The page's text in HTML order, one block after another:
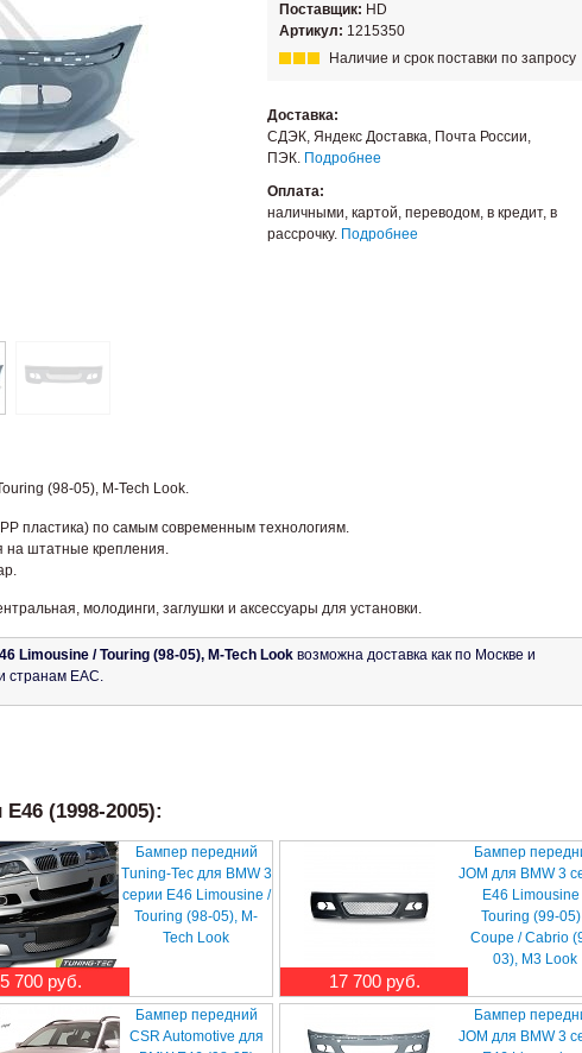
Поставщик: HD
Артикул: 1215350
Наличие и срок поставки по запросу
Доставка:
СДЭК, Яндекс Доставка, Почта России,
ПЭК. Подробнее
Оплата:
наличными, картой, переводом, в кредит, в
рассрочку. Подробнее
(98-05), M-Tech Look.
пластика) по самым современным технологиям.
на штатные крепления.
молодинги, заглушки и аксессуары для установки.
Limousine / Touring (98-05), M-Tech Look возможна доставка как по Москве и
странам ЕАС.
(1998-2005):
700 руб.
Бампер передний
Tuning-Tec для BMW 3
серии E46 Limousine /
Touring (98-05), M-
Tech Look
17 700 руб.
Бампер
JOM для BMW 3
E46 Limousine
Touring (99-
Coupe / Cabrio
03), M3 Look
Бампер передний
CSR Automotive для
Бампер
JOM для BMW 3